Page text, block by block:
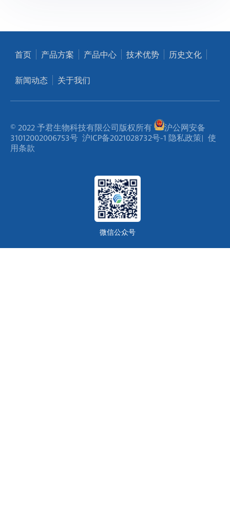
首页 产品方案 产品中心 技术优势 历史文化
新闻动态 关于我们
© 2022 予君生物科技有限公司版权所有
沪公网安备
31012002006753号 沪ICP备2021028732号-1 隐私政策| 使
用条款
微信公众号